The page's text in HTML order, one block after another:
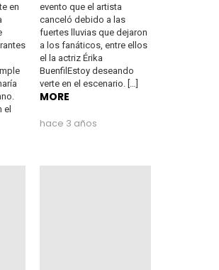
en
el
evento que el artista
canceló debido a las
fuertes lluvias que dejaron
a los fanáticos, entre ellos
el la actriz Érika
BuenfilEstoy deseando
verte en el escenario. […]
MORE
hace 3 años